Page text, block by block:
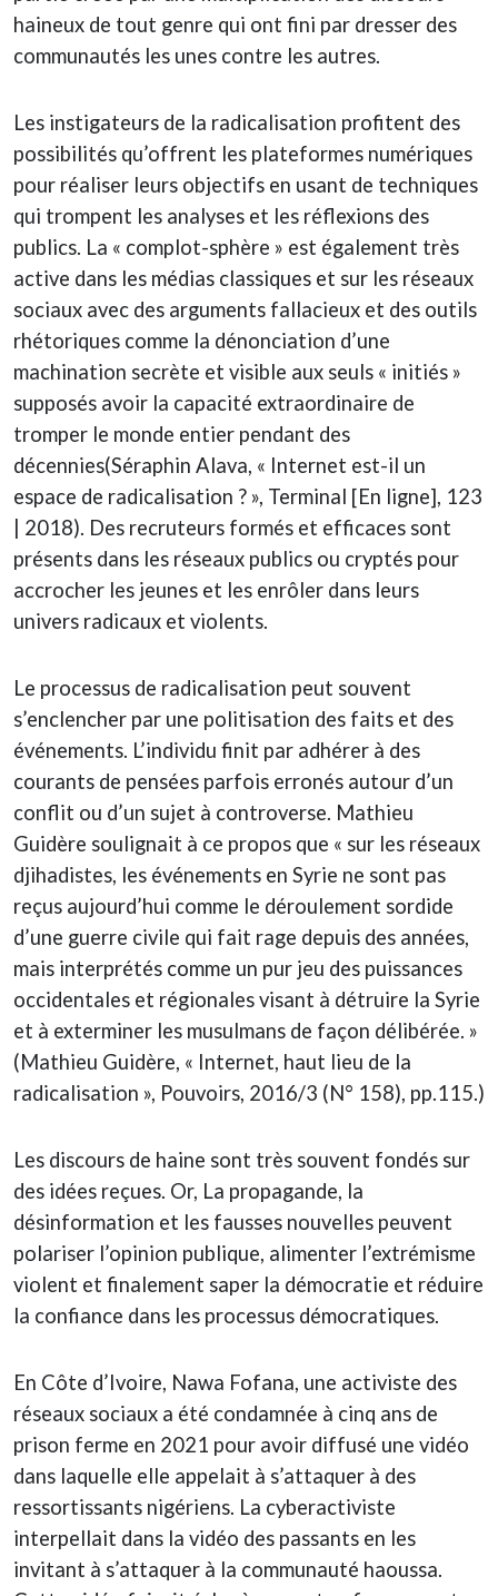
haineux de tout genre qui ont fini par dresser des
communautés les unes contre les autres.
Les instigateurs de la radicalisation profitent des
possibilités qu’offrent les plateformes numériques
pour réaliser leurs objectifs en usant de techniques
qui trompent les analyses et les réflexions des
publics. La « complot-sphère » est également très
active dans les médias classiques et sur les réseaux
sociaux avec des arguments fallacieux et des outils
rhétoriques comme la dénonciation d’une
machination secrète et visible aux seuls « initiés »
supposés avoir la capacité extraordinaire de
tromper le monde entier pendant des
décennies(Séraphin Alava, « Internet est-il un
espace de radicalisation ? », Terminal [En ligne], 123
| 2018). Des recruteurs formés et efficaces sont
présents dans les réseaux publics ou cryptés pour
accrocher les jeunes et les enrôler dans leurs
univers radicaux et violents.
Le processus de radicalisation peut souvent
s’enclencher par une politisation des faits et des
événements. L’individu finit par adhérer à des
courants de pensées parfois erronés autour d’un
conflit ou d’un sujet à controverse. Mathieu
Guidère soulignait à ce propos que « sur les réseaux
djihadistes, les événements en Syrie ne sont pas
reçus aujourd’hui comme le déroulement sordide
d’une guerre civile qui fait rage depuis des années,
mais interprétés comme un pur jeu des puissances
occidentales et régionales visant à détruire la Syrie
et à exterminer les musulmans de façon délibérée. »
(Mathieu Guidère, « Internet, haut lieu de la
radicalisation », Pouvoirs, 2016/3 (N° 158), pp.115.)
Les discours de haine sont très souvent fondés sur
des idées reçues. Or, La propagande, la
désinformation et les fausses nouvelles peuvent
polariser l’opinion publique, alimenter l’extrémisme
violent et finalement saper la démocratie et réduire
la confiance dans les processus démocratiques.
En Côte d’Ivoire, Nawa Fofana, une activiste des
réseaux sociaux a été condamnée à cinq ans de
prison ferme en 2021 pour avoir diffusé une vidéo
dans laquelle elle appelait à s’attaquer à des
ressortissants nigériens. La cyberactiviste
interpellait dans la vidéo des passants en les
invitant à s’attaquer à la communauté haoussa.